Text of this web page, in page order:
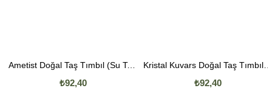
Ametist Doğal Taş Tımbıl (Su Taşı)
₺92,40
Kristal Kuvars Doğal Taş Tımbıl (Su Taşı)
₺92,40